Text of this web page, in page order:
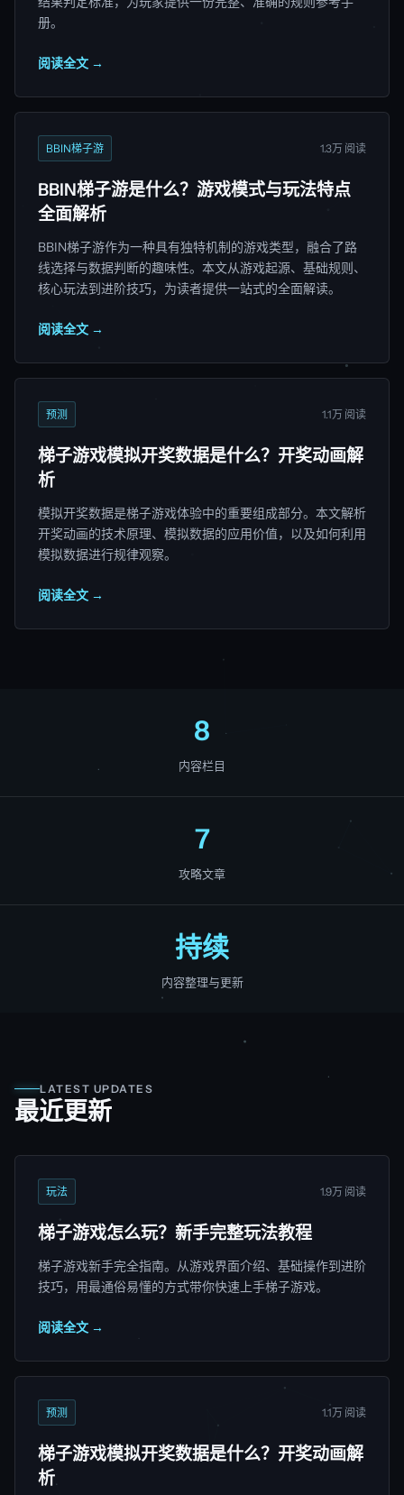
册。
阅读全文 →
BBIN梯子游 1.3万 阅读
BBIN梯子游是什么？游戏模式与玩法特点
全面解析
BBIN梯子游作为一种具有独特机制的游戏类型，融合了路
线选择与数据判断的趣味性。本文从游戏起源、基础规则、
核心玩法到进阶技巧，为读者提供一站式的全面解读。
阅读全文 →
预测 1.1万 阅读
梯子游戏模拟开奖数据是什么？开奖动画解
析
模拟开奖数据是梯子游戏体验中的重要组成部分。本文解析
开奖动画的技术原理、模拟数据的应用价值，以及如何利用
模拟数据进行规律观察。
阅读全文 →
8
内容栏目
7
攻略文章
持续
内容整理与更新
LATEST UPDATES
最近更新
玩法 1.9万 阅读
梯子游戏怎么玩？新手完整玩法教程
梯子游戏新手完全指南。从游戏界面介绍、基础操作到进阶
技巧，用最通俗易懂的方式带你快速上手梯子游戏。
阅读全文 →
预测 1.1万 阅读
梯子游戏模拟开奖数据是什么？开奖动画解
析